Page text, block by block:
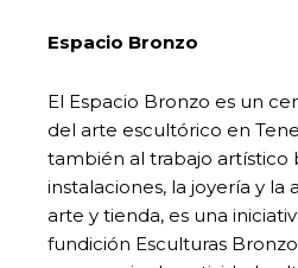
Espacio Bronzo
El Espacio Bronzo es un
del arte escultórico en
también al trabajo artístico
instalaciones, la joyería y la
arte y tienda, es una
fundición Esculturas